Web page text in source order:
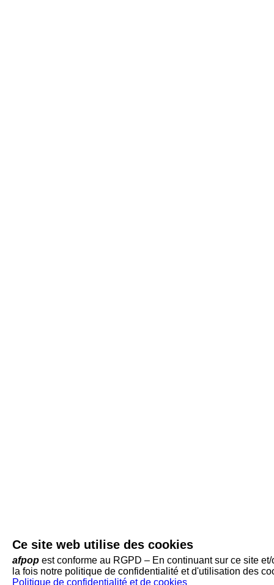
Ce site web utilise des cookies
afpop est conforme au RGPD – En continuant sur ce site
la fois notre politique de confidentialité et d'utilisation des
Politique de confidentialité et de cookies